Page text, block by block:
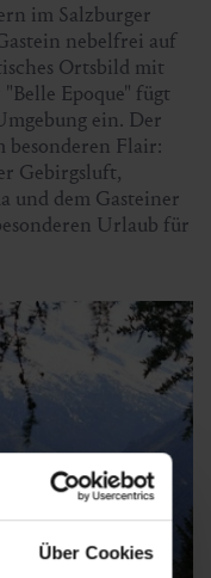
Über Cookies
im Salzburger
nebelfrei auf
Ortsbild mit
Epoque" fügt
ein. Der
Flair:
Gebirgsluft,
und dem Gasteiner
Urlaub für